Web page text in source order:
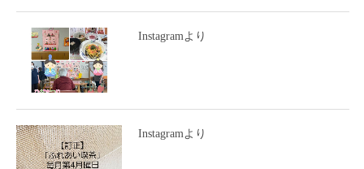
Instagramより
Instagramより